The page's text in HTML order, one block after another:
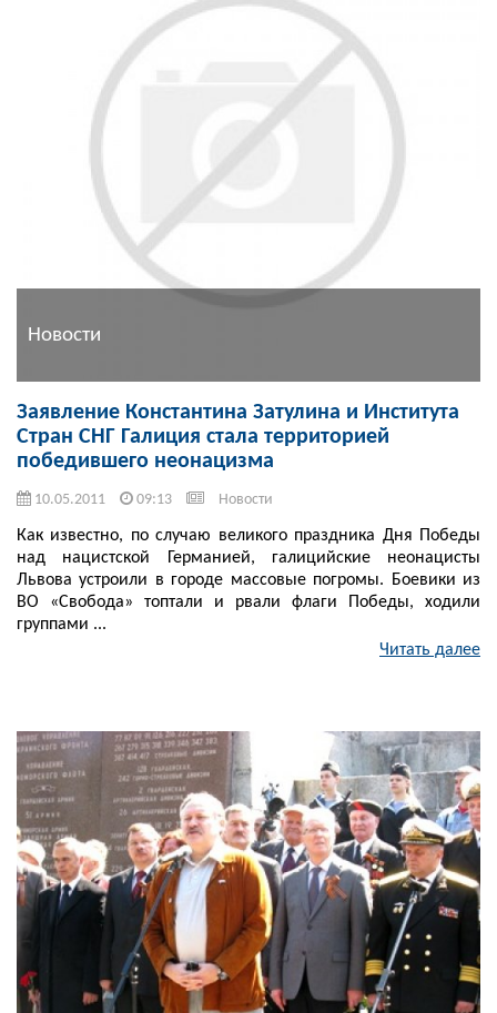
Новости
Заявление Константина Затулина и Института
Стран СНГ Галиция стала территорией
победившего неонацизма
10.05.2011 09:13 Новости
Как известно, по случаю великого праздника Дня Победы
над нацистской Германией, галицийские неонацисты
Львова устроили в городе массовые погромы. Боевики из
ВО «Свобода» топтали и рвали флаги Победы, ходили
группами ...
Читать далее